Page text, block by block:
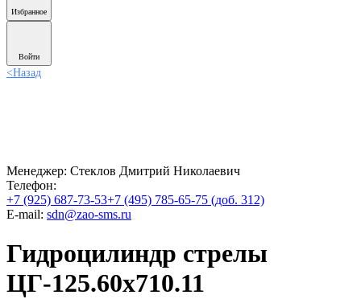
Избранное
Войти
<Назад
Менеджер: Стеклов Дмитрий Николаевич
Телефон:
+7 (925) 687-73-53+7 (495) 785-65-75 (доб. 312)
E-mail: sdn@zao-sms.ru
Гидроцилиндр стрелы
ЦГ-125.60х710.11